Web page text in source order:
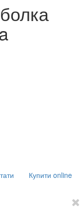
Купити online